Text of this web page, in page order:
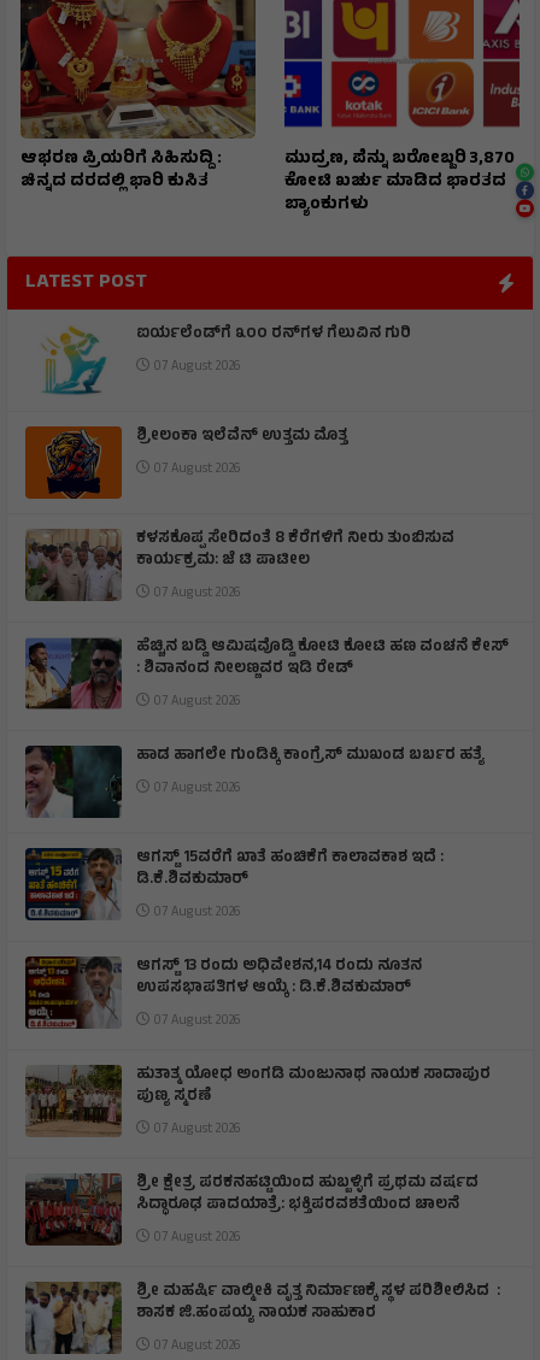
ಆಭರಣ ಪ್ರಿಯರಿಗೆ ಸಿಹಿಸುದ್ದಿ :
ಚಿನ್ನದ ದರದಲ್ಲಿ ಭಾರಿ ಕುಸಿತ
ಮುದ್ರಣ, ಪೆನ್ನು ಬರೋಬ್ಬರಿ ₹3,870
ಕೋಟಿ ಖರ್ಚು ಮಾಡಿದ ಭಾರತದ
ಬ್ಯಾಂಕುಗಳು
LATEST POST
ಐರ್ಯಲೆಂಡ್‌ಗೆ ೩೦೦ ರನ್‌ಗಳ ಗೆಲುವಿನ ಗುರಿ
07 August 2026
ಶ್ರೀಲಂಕಾ ಇಲೆವೆನ್ ಉತ್ತಮ ಮೊತ್ತ
07 August 2026
ಕಳಸಕೊಪ್ಪ ಸೇರಿದಂತೆ 8 ಕೆರೆಗಳಿಗೆ ನೀರು ತುಂಬಿಸುವ
ಕಾರ್ಯಕ್ರಮ: ಜೆ ಟಿ ಪಾಟೀಲ
07 August 2026
ಹೆಚ್ಚಿನ ಬಡ್ಡಿ ಆಮಿಷವೊಡ್ಡಿ ಕೋಟಿ ಕೋಟಿ ಹಣ ವಂಚನೆ ಕೇಸ್
: ಶಿವಾನಂದ ನೀಲಣ್ಣವರ ಇಡಿ ರೇಡ್
07 August 2026
ಹಾಡ ಹಾಗಲೇ ಗುಂಡಿಕ್ಕಿ ಕಾಂಗ್ರೆಸ್ ಮುಖಂಡ ಬರ್ಬರ ಹತ್ಯೆ
07 August 2026
ಆಗಸ್ಟ್ 15ವರೆಗೆ ಖಾತೆ ಹಂಚಿಕೆಗೆ ಕಾಲಾವಕಾಶ ಇದೆ :
ಡಿ.ಕೆ.ಶಿವಕುಮಾರ್
07 August 2026
ಆಗಸ್ಟ್ 13 ರಂದು ಅಧಿವೇಶನ,14 ರಂದು ನೂತನ
ಉಪಸಭಾಪತಿಗಳ ಆಯ್ಕೆ : ಡಿ.ಕೆ.ಶಿವಕುಮಾರ್
07 August 2026
ಹುತಾತ್ಮ ಯೋಧ ಅಂಗಡಿ ಮಂಜುನಾಥ ನಾಯಕ ಸಾದಾಪುರ
ಪುಣ್ಯ ಸ್ಮರಣೆ
07 August 2026
​ಶ್ರೀ ಕ್ಷೇತ್ರ ಪರಕನಹಟ್ಟಿಯಿಂದ ಹುಬ್ಬಳ್ಳಿಗೆ ಪ್ರಥಮ ವರ್ಷದ
ಸಿದ್ಧಾರೂಢ ಪಾದಯಾತ್ರೆ: ಭಕ್ತಿಪರವಶತೆಯಿಂದ ಚಾಲನೆ
07 August 2026
ಶ್ರೀ ಮಹರ್ಷಿ ವಾಲ್ಮೀಕಿ ವೃತ್ತ ನಿರ್ಮಾಣಕ್ಕೆ ಸ್ಥಳ ಪರಿಶೀಲಿಸಿದ :
ಶಾಸಕ ಜಿ.ಹಂಪಯ್ಯ ನಾಯಕ ಸಾಹುಕಾರ
07 August 2026